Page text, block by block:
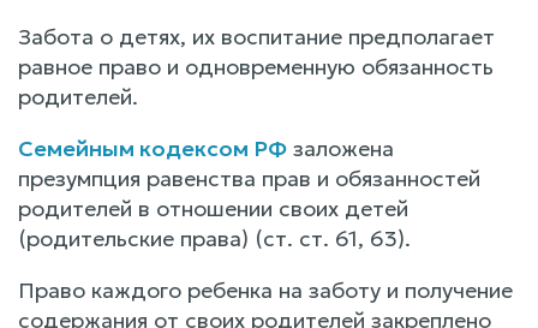
Забота о детях, их воспитание предполагает
равное право и одновременную обязанность
родителей.
Семейным кодексом РФ заложена
презумпция равенства прав и обязанностей
родителей в отношении своих детей
(родительские права) (ст. ст. 61, 63).
Право каждого ребенка на заботу и получение
содержания от своих родителей закреплено